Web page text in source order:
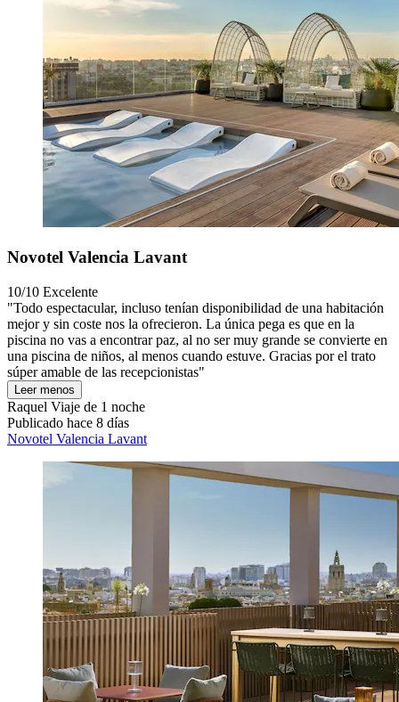
Novotel Valencia Lavant
10/10 Excelente
"Todo espectacular, incluso tenían disponibilidad de una habitación
mejor y sin coste nos la ofrecieron. La única pega es que en la
piscina no vas a encontrar paz, al no ser muy grande se convierte en
una piscina de niños, al menos cuando estuve. Gracias por el trato
súper amable de las recepcionistas"
Leer menos
Raquel Viaje de 1 noche
Publicado hace 8 días
Novotel Valencia Lavant